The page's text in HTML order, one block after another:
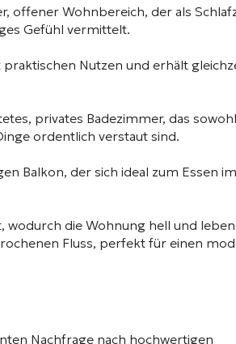
offener Wohnbereich, der als
Gefühl vermittelt.
Nutzen und erhält
privates Badezimmer, das sowohl
ordentlich verstaut sind.
Balkon, der sich ideal zum Essen
wodurch die Wohnung hell und
Fluss, perfekt für einen
Nachfrage nach hochwertigen